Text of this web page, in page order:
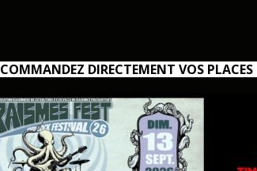
COMMANDEZ DIRECTEMENT VOS